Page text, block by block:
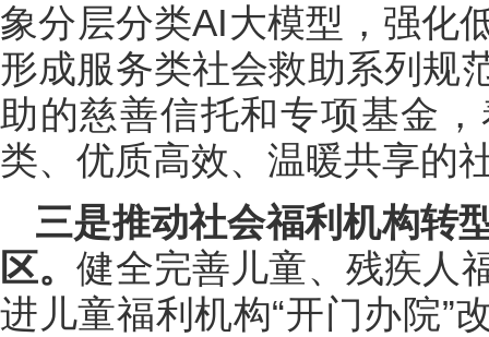
象分层分类AI大模型，强化
形成服务类社会救助系列规
助的慈善信托和专项基金
类、优质高效、温暖共享的
三是推动社会福利机构转
区。健全完善儿童、残疾人
进儿童福利机构“开门办院”